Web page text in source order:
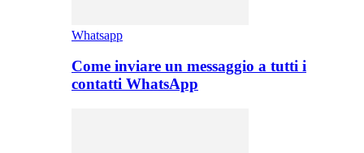
Whatsapp
Come inviare un messaggio a tutti i
contatti WhatsApp